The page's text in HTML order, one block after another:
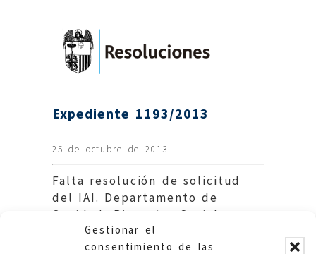
Gestionar el
consentimiento de las
Expediente 1193/2013
25 de octubre de 2013
Falta resolución de solicitud
del IAI. Departamento de
Sanidad, Bienestar Social y
Familia.